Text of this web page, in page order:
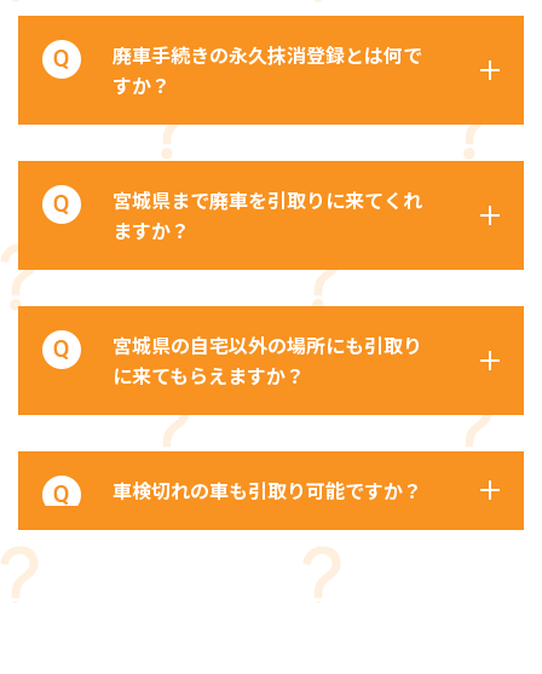
廃車手続きの永久抹消登録とは何で
すか？
宮城県まで廃車を引取りに来てくれ
ますか？
宮城県の自宅以外の場所にも引取り
に来てもらえますか？
車検切れの車も引取り可能ですか？